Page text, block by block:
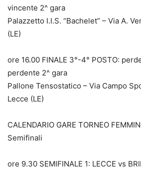
vincente 2^ gara
Palazzetto I.I.S. “Bachelet” – Via A.
(LE)
ore 16.00 FINALE 3°-4° POSTO:
perdente 2^ gara
Pallone Tensostatico – Via Campo
Lecce (LE)
CALENDARIO GARE TORNEO
Semifinali
ore 9.30 SEMIFINALE 1: LECCE vs